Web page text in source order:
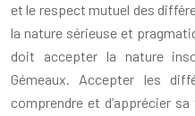
et le respect mutuel des
la nature sérieuse et
doit accepter la nature
Gémeaux. Accepter les
comprendre et d’apprécier